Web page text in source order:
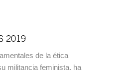
2019
de la ética
militancia feminista, ha